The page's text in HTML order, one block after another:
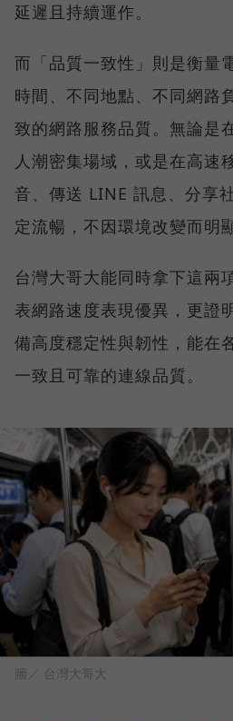
延遲且持續運作。
而「品質一致性」則是衡量
時間、不同地點、不同網路
致的網路服務品質。無論是
人潮密集場域，或是在高速
音、傳送 LINE 訊息、分享
定流暢，不因環境改變而明
台灣大哥大能同時拿下這兩
表網路速度表現優異，更證
備高度穩定性與韌性，能在
一致且可靠的連線品質。
圖／ 台灣大哥大